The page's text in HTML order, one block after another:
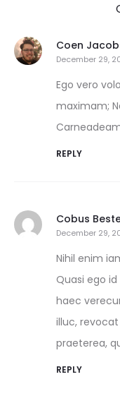
Coen
December 29,
Ego vero
maximam;
REPLY
Cobus
December 29,
Nihil enim
Quasi ego
haec
illuc,
praeterea,
REPLY